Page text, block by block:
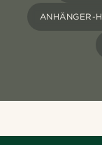
ANHÄNGER-